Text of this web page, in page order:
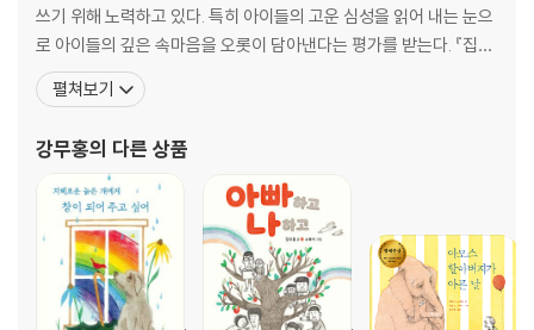
어린이·청소년 세상과 놀며 아이들은 자란다
강무홍 ― 어린 날의 '하루'를 읽다『우리 이웃 이야기』
김민령 ― 조선의 오디세우스 이선달 출두요!『별난 양반 이선달 표류기』
서정숙 ― 주변의 수많은 준범이와 친구 되기『뒷집 준범이』
과학 * 우리 앞에 놓인 판도라의 상자
강양구 ― 과학 기술은 누구를 위해 존재하는가『시민과학』
김명남 ― 어느 매력적인 식량학자의 비극적 일대기『바빌로프』
예병일 ― 의학의 눈으로 세상을 들여다보다『가운을 벗자』
이은희 ― 과학에 대한 맹신과 불신 사이『법정에 선 과학』
쓰기 위해 노력하고 있다. 특히 아이들의 고운 심성을 읽어 내는 눈으
로 아이들의 깊은 속마음을 오롯이 담아낸다는 평가를 받는다. 『집으
로』, 『개답게 살 테야!』, 『좀더 깨끗이』, 『새끼 표범』, 『그래도 나는 누
나가 좋아』, 『비행기와 하느님과 똥』, 『까불지 마!』, 『우당탕 꾸러기
들이 사는 나라』, 『새벽』,
펼쳐보기
강무홍의 다른 상품